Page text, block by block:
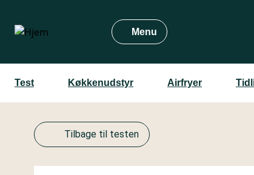
hovedindhold
Menu
Test Køkkenudstyr Airfryer
Tilbage til testen